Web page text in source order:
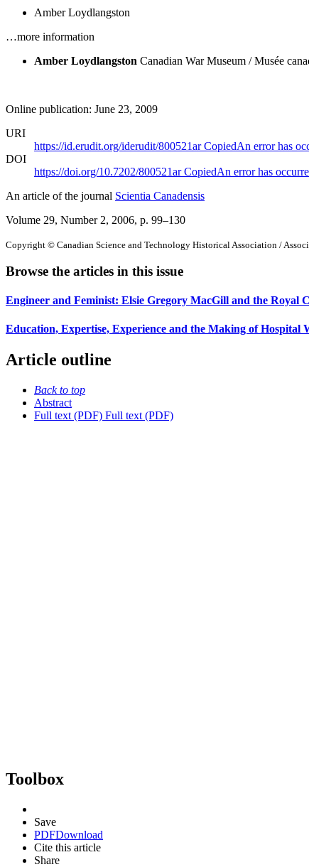
Amber Loydlangston
…more information
Amber Loydlangston Canadian War Museum / Musée
Online publication: June 23, 2009
URI
https://id.erudit.org/iderudit/800521arCopiedAn error has
DOI
https://doi.org/10.7202/800521arCopiedAn error has
An article of the journal Scientia Canadensis
Volume 29, Number 2, 2006, p. 99–130
Copyright © Canadian Science and Technology Historical Association /
Browse the articles in this issue
Engineer and Feminist: Elsie Gregory MacGill and the Royal
Education, Expertise, Experience and the Making of Hospital
Article outline
Back to top
Abstract
Full text (PDF) Full text (PDF)
Toolbox
Save
PDFDownload
Cite this article
Share